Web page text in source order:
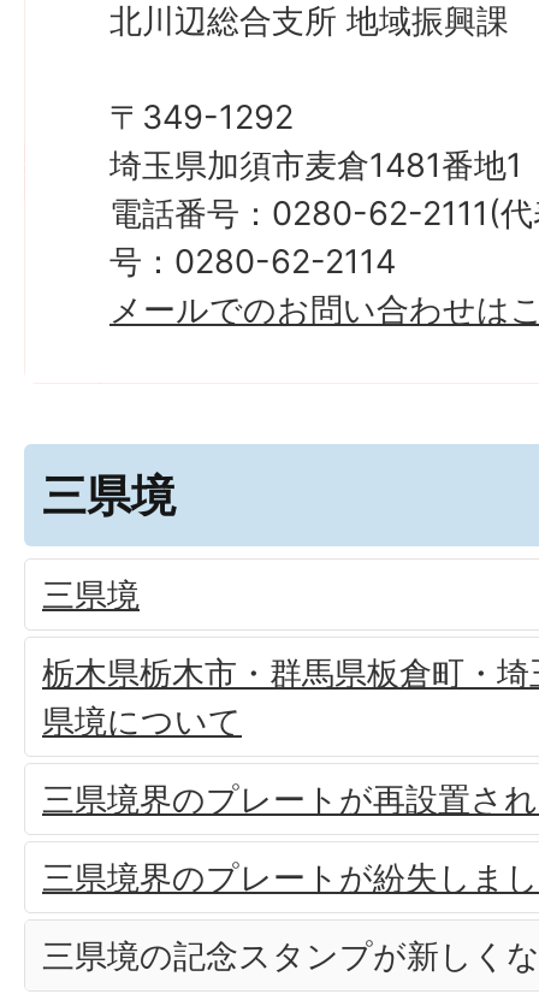
北川辺総合支所 地域振興課
〒349-1292
埼玉県加須市麦倉1481番地1
電話番号：0280-62-2111(
号：0280-62-2114
メールでのお問い合わせは
三県境
三県境
栃木県栃木市・群馬県板倉町・
県境について
三県境界のプレートが再設置さ
三県境界のプレートが紛失しま
三県境の記念スタンプが新しく